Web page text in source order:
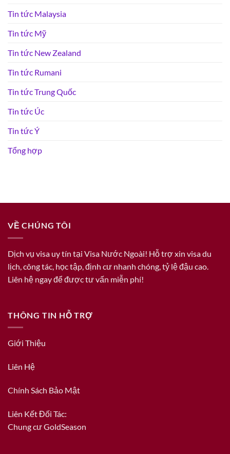
Tin tức Malaysia
Tin tức Mỹ
Tin tức New Zealand
Tin tức Rumani
Tin tức Trung Quốc
Tin tức Úc
Tin tức Ý
Tổng hợp
VỀ CHÚNG TÔI
Dịch vụ visa uy tín tại Visa Nước Ngoài! Hỗ trợ xin visa du
lịch, công tác, học tập, định cư nhanh chóng, tỷ lệ đậu cao.
Liên hệ ngay để được tư vấn miễn phí!
THÔNG TIN HỖ TRỢ
Giới Thiệu
Liên Hệ
Chính Sách Bảo Mật
Liên Kết Đối Tác:
Chung cư GoldSeason